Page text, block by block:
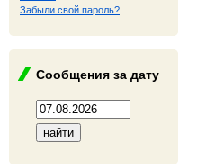
Забыли свой пароль?
Сообщения за дату